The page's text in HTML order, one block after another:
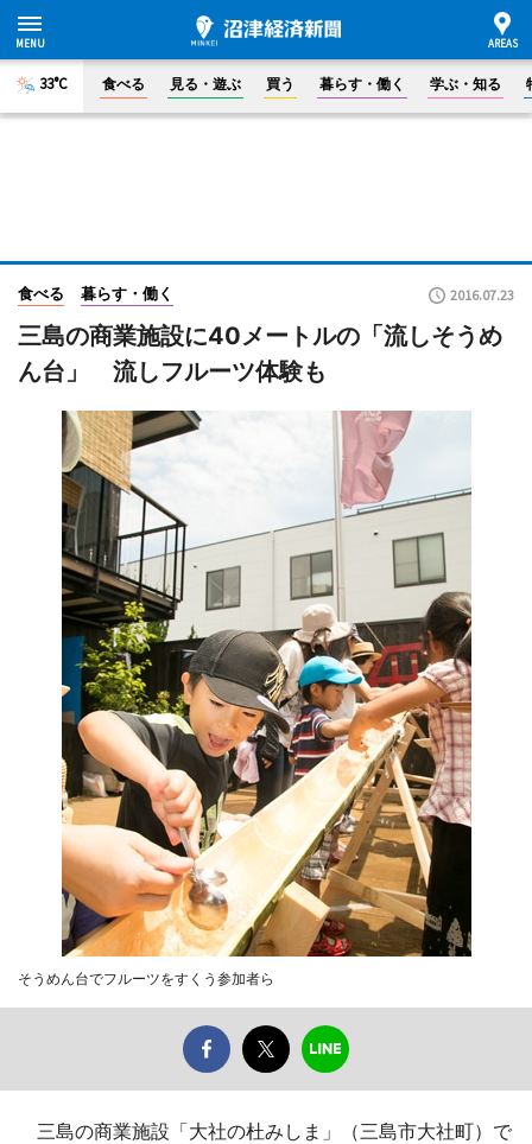
33°C 食べる 見る・遊ぶ 買う 暮らす・働く 学ぶ・知る
食べる 暮らす・働く 2016.07.23
三島の商業施設に40メートルの「流しそうめ
ん台」 流しフルーツ体験も
そうめん台でフルーツをすくう参加者ら
三島の商業施設「大社の杜みしま」（三島市大社町）で